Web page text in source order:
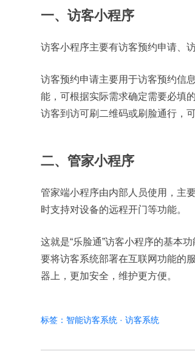
一、访客小程序
访客小程序主要有访客预约申请、
访客预约申请主要用于访客预约信
能，可根据实际需求确定需要必填
访客到访可刷二维码或刷脸通行，
二、管家小程序
管家端小程序由内部人员使用，主
时支持对设备的远程开门等功能。
这就是“乐脸通”访客小程序的基本
要将访客系统部署在互联网功能的
器上，更加安全，维护更方便。
标签： 智能访客系统 · 访客系统